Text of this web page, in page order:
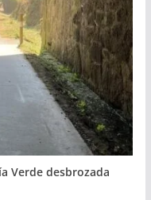
Verde desbrozada